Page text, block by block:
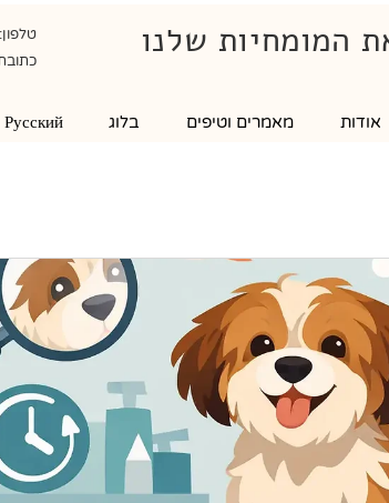
טלפון: 054-8082665
אודות מאמרים וטיפים בלוג Русский